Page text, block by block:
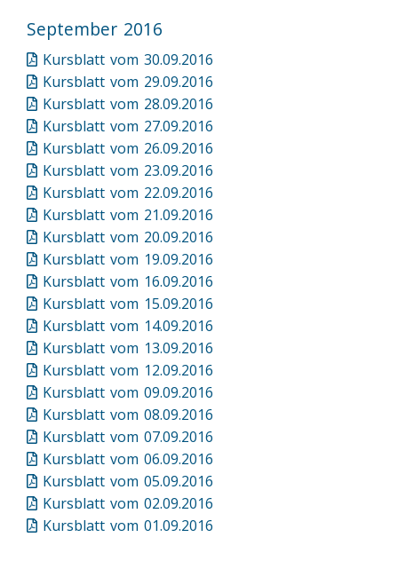
September 2016
Kursblatt vom 30.09.2016
Kursblatt vom 29.09.2016
Kursblatt vom 28.09.2016
Kursblatt vom 27.09.2016
Kursblatt vom 26.09.2016
Kursblatt vom 23.09.2016
Kursblatt vom 22.09.2016
Kursblatt vom 21.09.2016
Kursblatt vom 20.09.2016
Kursblatt vom 19.09.2016
Kursblatt vom 16.09.2016
Kursblatt vom 15.09.2016
Kursblatt vom 14.09.2016
Kursblatt vom 13.09.2016
Kursblatt vom 12.09.2016
Kursblatt vom 09.09.2016
Kursblatt vom 08.09.2016
Kursblatt vom 07.09.2016
Kursblatt vom 06.09.2016
Kursblatt vom 05.09.2016
Kursblatt vom 02.09.2016
Kursblatt vom 01.09.2016